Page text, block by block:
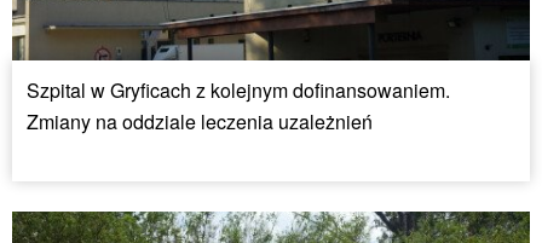
Szpital w Gryficach z kolejnym dofinansowaniem.
Zmiany na oddziale leczenia uzależnień